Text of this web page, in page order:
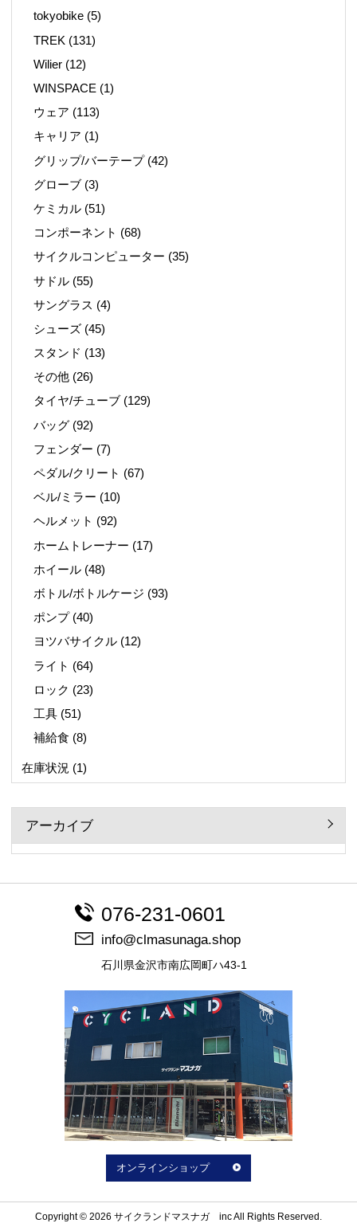
tokyobike (5)
TREK (131)
Wilier (12)
WINSPACE (1)
ウェア (113)
キャリア (1)
グリップ/バーテープ(42)
グローブ (3)
ケミカル (51)
コンポーネント (68)
サイクルコンピューター (35)
サドル (55)
サングラス (4)
シューズ (45)
スタンド (13)
その他 (26)
タイヤ/チューブ (129)
バッグ (92)
フェンダー (7)
ペダル/クリート (67)
ベル/ミラー (10)
ヘルメット (92)
ホームトレーナー (17)
ホイール (48)
ボトル/ボトルケージ (93)
ポンプ(40)
ヨツバサイクル (12)
ライト (64)
ロック (23)
工具 (51)
補給食 (8)
在庫状況 (1)
アーカイブ
076-231-0601
info@clmasunaga.shop
石川県金沢市南広岡町ハ43-1
オンラインショップ
Copyright © 2026 サイクランドマスナガ inc All Rights Reserved.